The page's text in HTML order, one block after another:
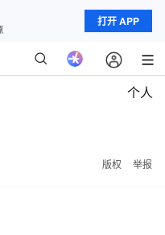
打开 APP
个人
版权 举报